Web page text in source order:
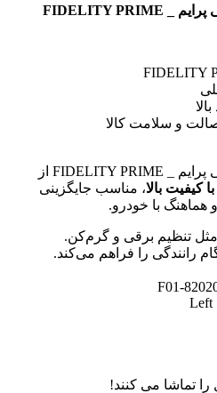
و سلامت کالا
کیفیت بالا، مناسب جایگزینی
با خودرو.
تنظیم برقی و گرم‌کن.
رانندگی را فراهم می‌کند.
Left
تماشا می کنند!